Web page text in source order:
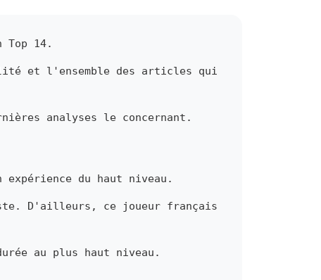
14.
et l'ensemble des articles qui
analyses le concernant.
du haut niveau.
D'ailleurs, ce joueur français
au plus haut niveau.